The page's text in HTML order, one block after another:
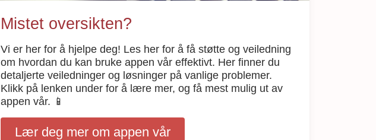
Mistet oversikten?
Vi er her for å hjelpe deg! Les her for å få støtte og veiledning
om hvordan du kan bruke appen vår effektivt. Her finner du
detaljerte veiledninger og løsninger på vanlige problemer.
Klikk på lenken under for å lære mer, og få mest mulig ut av
appen vår. 📱
Lær deg mer om appen vår